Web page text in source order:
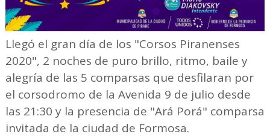
Llegó el gran día de los "Corsos Piranenses
2020", 2 noches de puro brillo, ritmo, baile y
alegría de las 5 comparsas que desfilaran por
el corsodromo de la Avenida 9 de julio desde
las 21:30 y la presencia de "Ará Porá" comparsa
invitada de la ciudad de Formosa.